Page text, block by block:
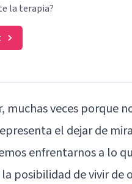
la terapia?
muchas veces porque
el dejar de
enfrentarnos a lo
posibilidad de vivir de